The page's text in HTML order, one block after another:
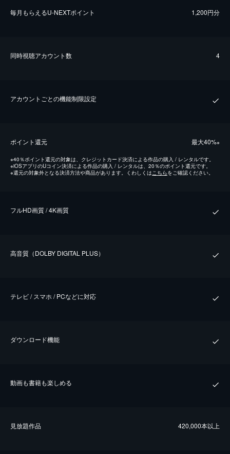
毎⽉もらえるU-NEXTポイント 1,200円分
同時視聴アカウント数 4
アカウントごとの機能制限設定
ポイント還元 最⼤40%※
※40％ポイント還元の対象は、クレジットカード決済による作品の購入 / レンタルです。
※iOSアプリのUコイン決済による作品の購入 / レンタルは、20％のポイント還元です。
※還元の対象外となる決済方法や商品があります。くわしくはこちらをご確認ください。
フルHD画質 / 4K画質
⾼⾳質（DOLBY DIGITAL PLUS）
テレビ / スマホ / PCなどに対応
ダウンロード機能
動画も書籍も楽しめる
⾒放題作品 420,000本以上